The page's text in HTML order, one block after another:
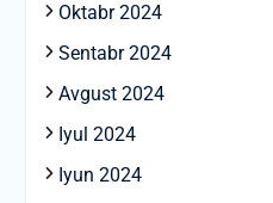
Oktabr 2024
Sentabr 2024
Avgust 2024
Iyul 2024
Iyun 2024